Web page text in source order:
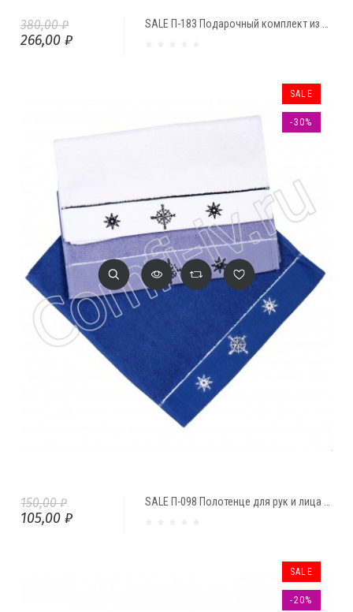
380,00 ₽
266,00 ₽
SALE П-098 Полотенце для рук и лица "Морской путь" (50*92 см)
150,00 ₽
105,00 ₽
SALE
-30%
SALE
-20%